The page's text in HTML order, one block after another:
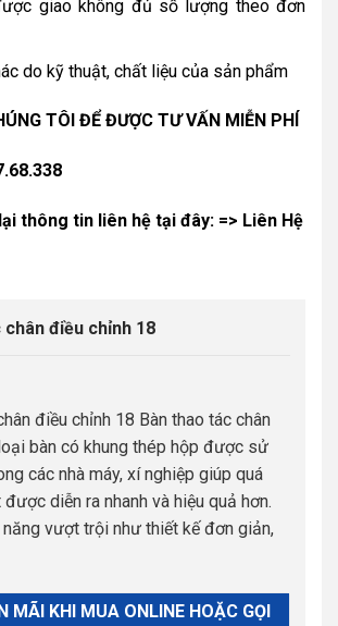
giao không đủ số lượng theo đơn
do kỹ thuật, chất liệu của sản phẩm
TÔI ĐỂ ĐƯỢC TƯ VẤN MIỄN PHÍ
thông tin liên hệ tại đây: => Liên Hệ
chân điều chỉnh 18
điều chỉnh 18 Bàn thao tác chân
bàn có khung thép hộp được sử
các nhà máy, xí nghiệp giúp quá
diễn ra nhanh và hiệu quả hơn.
năng vượt trội như thiết kế đơn giản,
KHI MUA ONLINE HOẶC GỌI